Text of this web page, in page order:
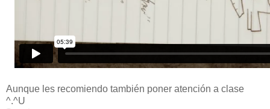
Aunque les recomiendo también poner atención a clase
^.^U